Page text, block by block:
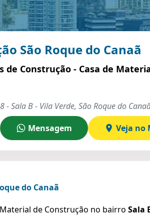
São Roque do Canaã
de Construção - Casa de
- Sala B - Vila Verde, São Roque do
Mensagem Veja no
do Canaã
de Construção no bairro Sala